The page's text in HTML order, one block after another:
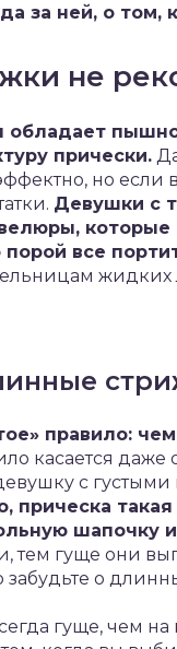
за ней, о том,
не
обладает
прически.
но если
Девушки с
порой все
жидких
правило:
касается
с
прическа
шапочку
тем гуще они
забудьте о
гуще, чем